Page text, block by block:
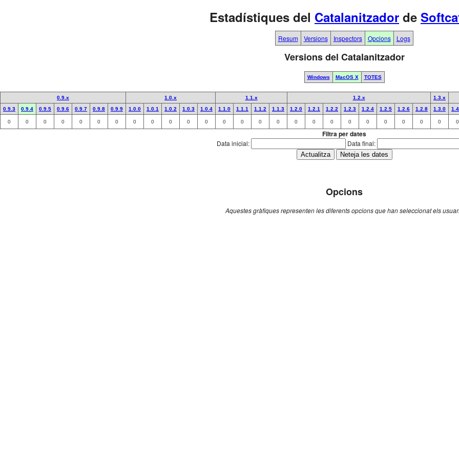
Estadístiques del Catalanitzador de
Resum Versions Inspectors Opcions Logs
Versions del Catalanitzador
Windows MacOS X TOTES
0.9.x 1.0.x 1.1.x 1.2.x 1.3.x
0.9.3
0.9.4 0.9.5 0.9.6 0.9.7 0.9.8 0.9.9 1.0.0 1.0.1 1.0.2 1.0.3 1.0.4 1.1.0 1.1.1 1.1.2 1.1.3 1.2.0 1.2.1 1.2.2 1.2.3 1.2.4 1.2.5 1.2.6 1.2.8 1.3.0
0 0 0 0 0 0 0 0 0 0 0 0 0 0 0 0 0 0 0 0 0 0 0 0 0 0
Filtra per dates
Data inicial: Data final:
Opcions
Aquestes gràfiques representen les diferents opcions que han seleccionat els